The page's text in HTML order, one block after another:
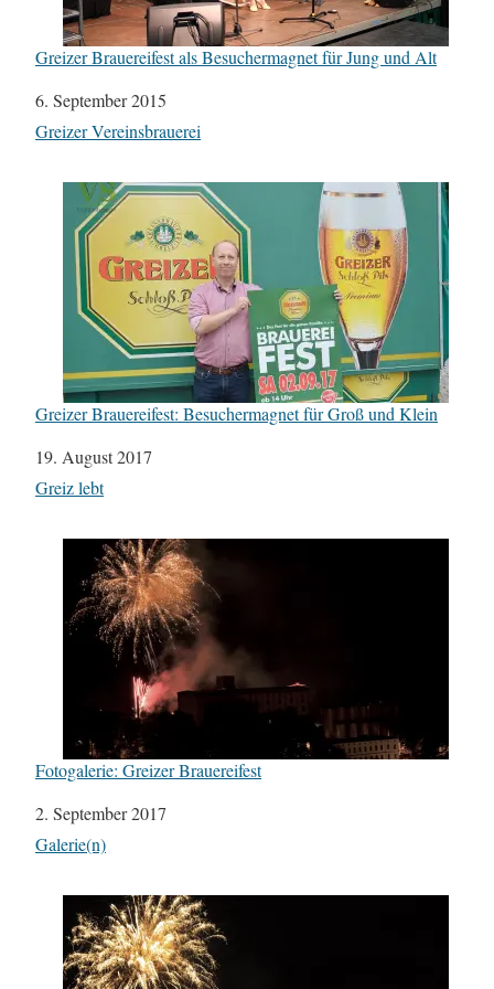
Greizer Brauereifest als Besuchermagnet für Jung und Alt
Datum
6. September 2015
In Bezug auf
Greizer Vereinsbrauerei
Greizer Brauereifest: Besuchermagnet für Groß und Klein
Datum
19. August 2017
In Bezug auf
Greiz lebt
Fotogalerie: Greizer Brauereifest
Datum
2. September 2017
In Bezug auf
Galerie(n)